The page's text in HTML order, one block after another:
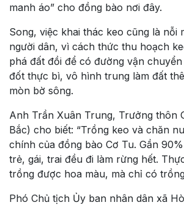
manh áo” cho đồng bào nơi đây.
Song, việc khai thác keo cũng là nỗi
người dân, vì cách thức thu hoạch
phá đất đồi để có đường vận
đốt thực bì, vô hình trung làm đất
mòn bờ sông.
Anh Trần Xuân Trung, Trưởng thôn
Bắc) cho biết: “Trồng keo và chăn
chính của đồng bào Cơ Tu. Gần
trẻ, gái, trai đều đi làm rừng hết.
trồng được hoa màu, mà chỉ có
Phó Chủ tịch Ủy ban nhân dân xã